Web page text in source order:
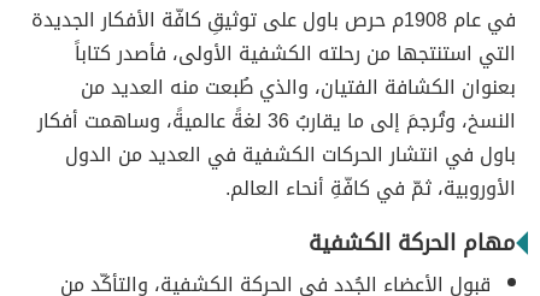
في عام 1908م حرص باول على توثيقِ كافّة الأفكار الجديدة
التي استنتجها من رحلته الكشفية الأولى، فأصدر كتاباً
بعنوان الكشافة الفتيان، والذي طُبعت منه العديد من
النسخ، وتُرجمَ إلى ما يقاربُ 36 لغةً عالميةً، وساهمت أفكار
باول في انتشار الحركات الكشفية في العديد من الدول
الأوروبية، ثمّ في كافّةِ أنحاء العالم.
مهام الحركة الكشفية
قبول الأعضاء الجُدد في الحركة الكشفية، والتأكّد من